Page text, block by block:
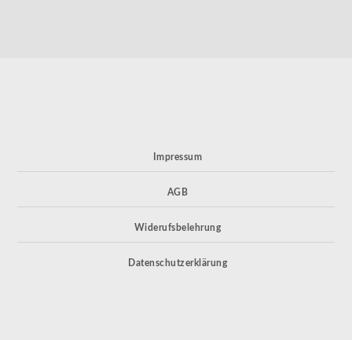
Impressum
AGB
Widerufsbelehrung
Datenschutzerklärung